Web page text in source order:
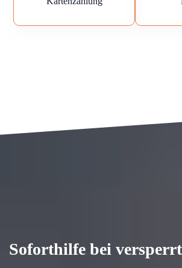
Soforthilfe bei